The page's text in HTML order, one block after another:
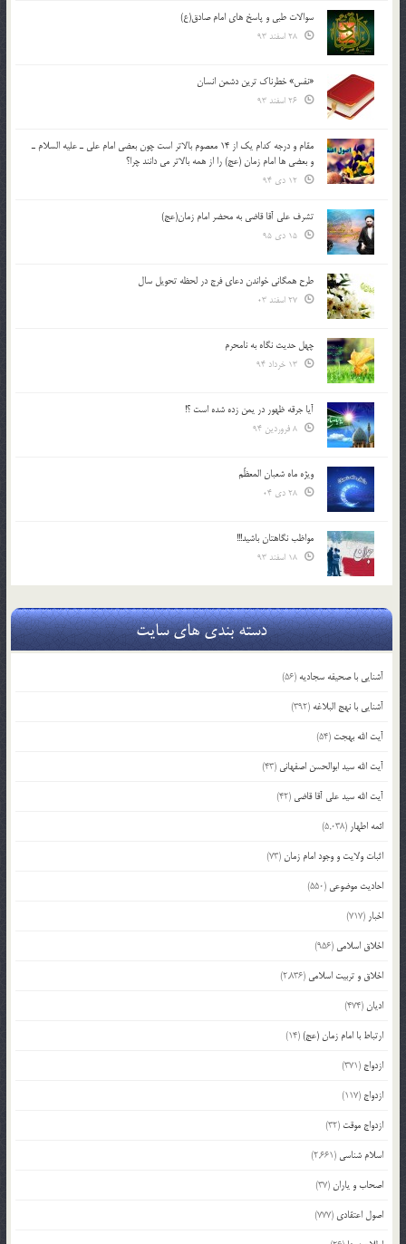
سوالات طبی و پاسخ های امام صادق(ع)
«نفس» خطرناک ترین دشمن انسان
مقام و درجه كدام يك از 14 معصوم بالاتر است چون بعضي امام علي ـ عليه السلام ـ
و بعضي ها امام زمان (عج) را از همه بالاتر مي دانند چرا؟
تشرف علي آقا قاضي به محضر امام زمان(عج)
طرح همگانی خواندن دعای فرج در لحظه تحویل سال
چهل حدیث نگاه به نامحرم
آیا جرقه ظهور در یمن زده شده است ؟!
ویژه ماه شعبان المعظّم
مواظب نگاهتان باشید!!!
دسته بندی های سایت
آشنایی با صحیفه سجادیه (56)
آشنایی با نهج البلاغه (392)
آیت الله بهجت (54)
آیت الله سید ابوالحسن اصفهانی (43)
آیت الله سید علی آقا قاضی (42)
ائمه اطهار (5,038)
اثبات ولایت و وجود امام زمان(73)
احادیث موضوعی (550)
اخبار (717)
اخلاق اسلامی (956)
اخلاق و تربیت اسلامی (2,836)
ادیان(474)
ارتباط با امام زمان (عج)(14)
ازدواج (371)
ازدواج (117)
ازدواج موقت (32)
اسلام شناسی (2,661)
اصحاب و یاران(37)
اصول اعتقادی (777)